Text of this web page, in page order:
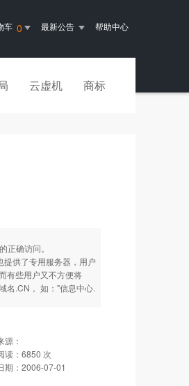
车 0 最新公告 帮助中心
云虚机 商标
确访问。
供了专用服务器，用户
有些用户又不方便将
名.CN， 如："信息中心.
源：
读： 6850 次
期： 2006-07-01